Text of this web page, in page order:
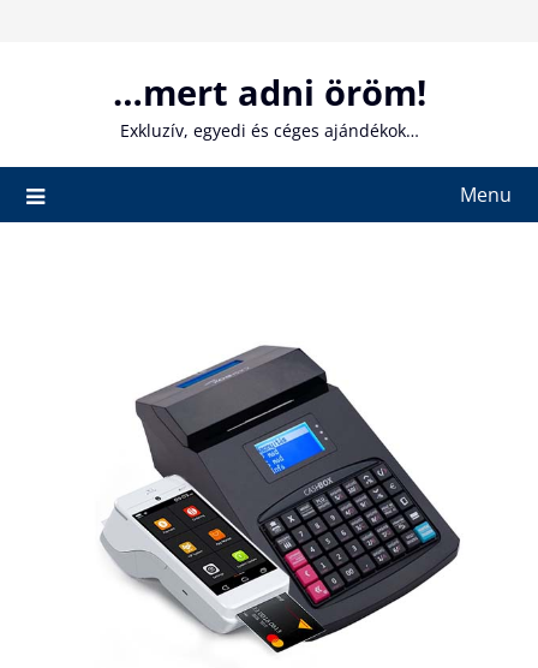
…mert adni öröm!
Exkluzív, egyedi és céges ajándékok…
Menu